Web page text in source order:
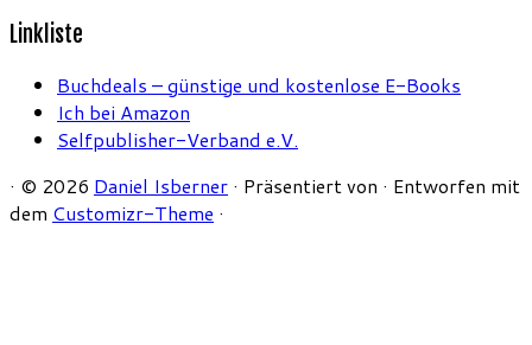
Linkliste
Buchdeals – günstige und kostenlose E-Books
Ich bei Amazon
Selfpublisher-Verband e.V.
· © 2026 Daniel Isberner · Präsentiert von · Entworfen mit
dem Customizr-Theme ·